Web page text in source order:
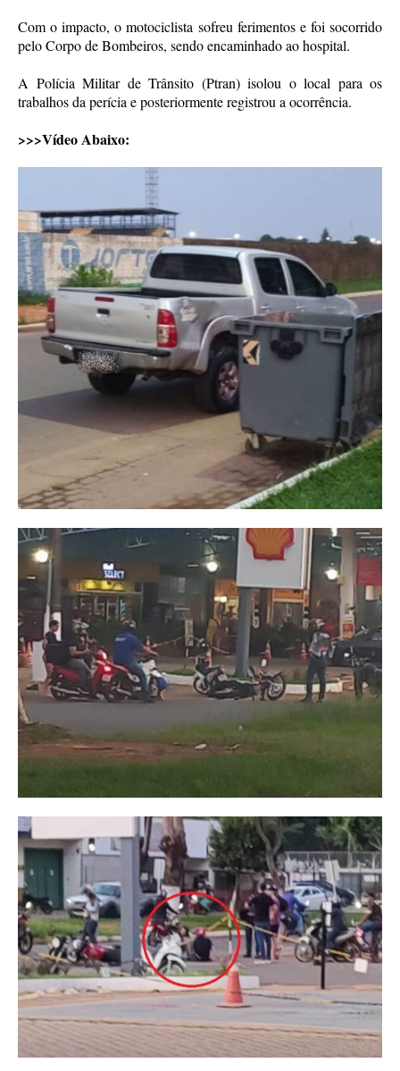
Com o impacto, o motociclista sofreu ferimentos e foi socorrido
pelo Corpo de Bombeiros, sendo encaminhado ao hospital.
A Polícia Militar de Trânsito (Ptran) isolou o local para os
trabalhos da perícia e posteriormente registrou a ocorrência.
>>>Vídeo Abaixo: